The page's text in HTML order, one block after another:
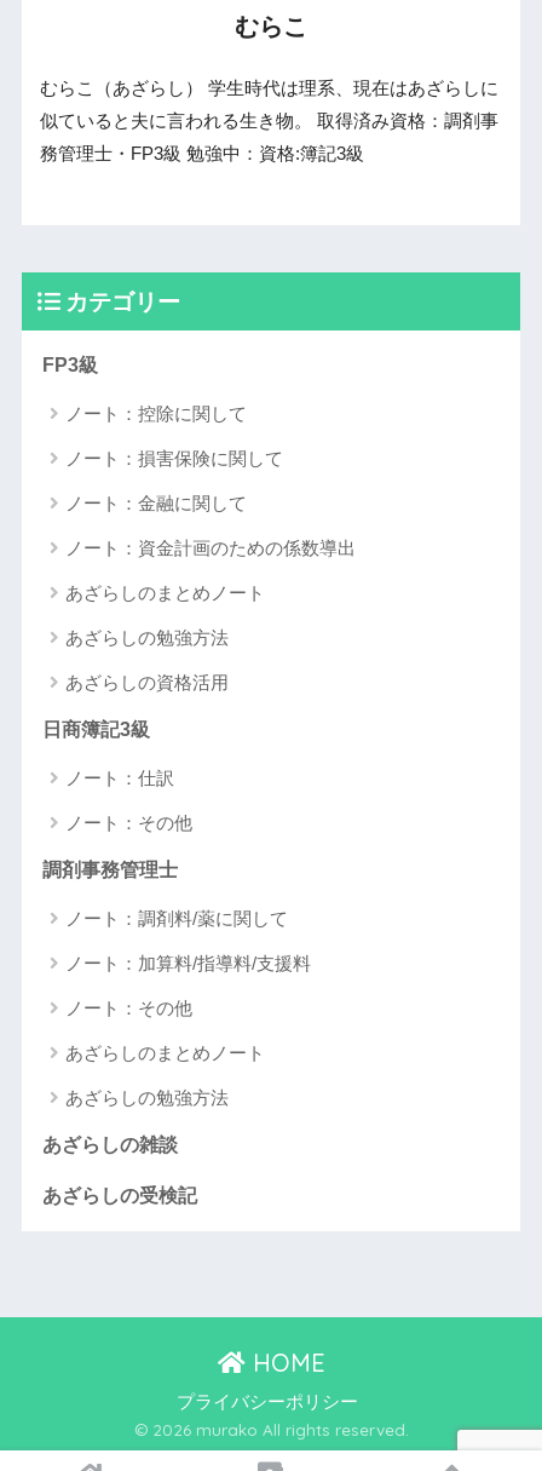
むらこ
むらこ（あざらし） 学生時代は理系、現在はあざらしに
似ていると夫に言われる生き物。 取得済み資格：調剤事
務管理士・FP3級 勉強中：資格:簿記3級
カテゴリー
FP3級
ノート：控除に関して
ノート：損害保険に関して
ノート：金融に関して
ノート：資金計画のための係数導出
あざらしのまとめノート
あざらしの勉強方法
あざらしの資格活用
日商簿記3級
ノート：仕訳
ノート：その他
調剤事務管理士
ノート：調剤料/薬に関して
ノート：加算料/指導料/支援料
ノート：その他
あざらしのまとめノート
あざらしの勉強方法
あざらしの雑談
あざらしの受検記
HOME
プライバシーポリシー
© 2026 murako All rights reserved.